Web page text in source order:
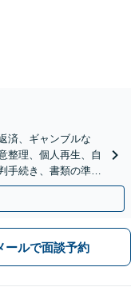
済、ギャンブルな
整理、個人再生、自
手続き、書類の準備
ールで面談予約